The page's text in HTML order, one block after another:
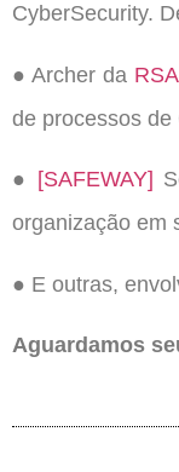
CyberSecurity.
● Archer da
de processos
● [SAFEWAY]
organização em
● E outras,
Aguardamos